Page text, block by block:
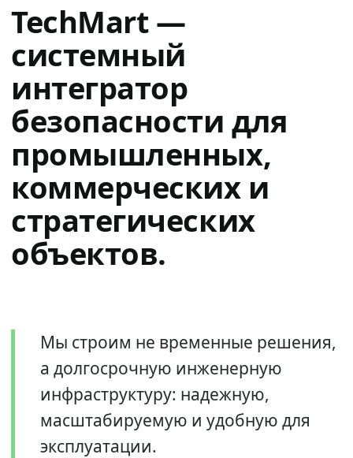
TechMart —
системный
интегратор
безопасности для
промышленных,
коммерческих и
стратегических
объектов.
Мы строим не временные решения,
а долгосрочную инженерную
инфраструктуру: надежную,
масштабируемую и удобную для
эксплуатации.